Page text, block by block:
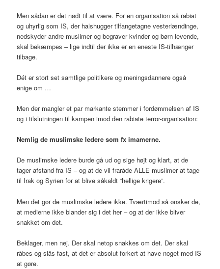
Men sådan er det nødt til at være. For en organisation så rabiat
og uhyrlig som IS, der halshugger tilfangetagne vesterlændinge,
nedskyder andre muslimer og begraver kvinder og børn levende,
skal bekæmpes – lige indtil der ikke er en eneste IS-tilhænger
tilbage.
Dét er stort set samtlige politikere og meningsdannere også
enige om …
Men der mangler et par markante stemmer i fordømmelsen af IS
og i tilslutningen til kampen imod den rabiate terror-organisation:
Nemlig de muslimske ledere som fx imamerne.
De muslimske ledere burde gå ud og sige højt og klart, at de
tager afstand fra IS – og at de vil fraråde ALLE muslimer at tage
til Irak og Syrien for at blive såkaldt “hellige krigere”.
Men det gør de muslimske ledere ikke. Tværtimod så ønsker de,
at medierne ikke blander sig i det her – og at der ikke bliver
snakket om det.
Beklager, men nej. Der skal netop snakkes om det. Der skal
råbes og slås fast, at det er absolut forkert at have noget med IS
at gøre.